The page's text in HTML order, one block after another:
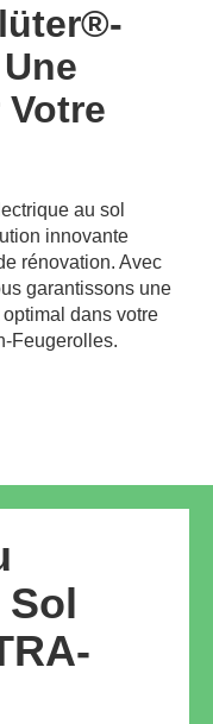
au sol
innovante
rénovation. Avec
garantissons une
dans votre
Feugerolles.
Sol